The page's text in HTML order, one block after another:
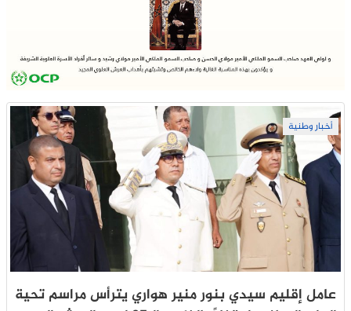
أخبار وطنية
عامل إقليم سيدي بنور منير هواري يترأس مراسم تحية